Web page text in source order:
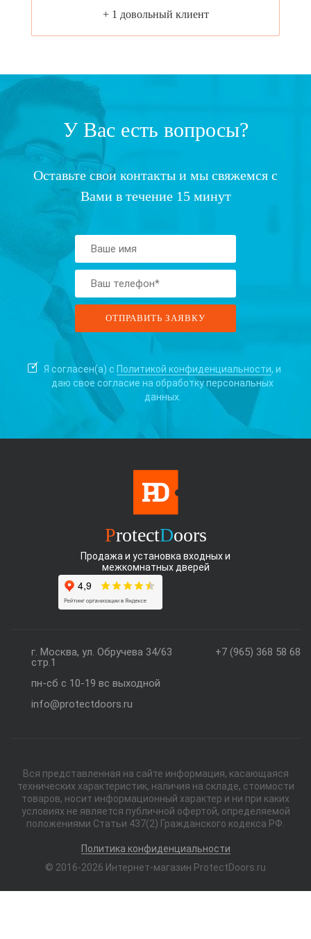
+ 1 довольный клиент
У Вас есть вопросы?
Оставьте свои контакты и мы свяжемся с
Вами в течение 15 минут
Я согласен(а) с Политикой конфиденциальности, и
даю свое согласие на обработку персональных
данных.
ProtectDoors
Продажа и установка входных и
межкомнатных дверей
+7 (965) 368 58 68
г. Москва, ул. Обручева 34/63
стр.1
пн-сб с 10-19 вс выходной
info@protectdoors.ru
Вся представленная на сайте информация, касающаяся
технических характеристик, наличия на складе, стоимости
товаров, носит информационный характер и ни при каких
условиях не является публичной офертой, определяемой
положениями Статьи 437(2) Гражданского кодекса РФ.
Политика конфиденциальности
© 2016-2026 Интернет-магазин ProtectDoors.ru